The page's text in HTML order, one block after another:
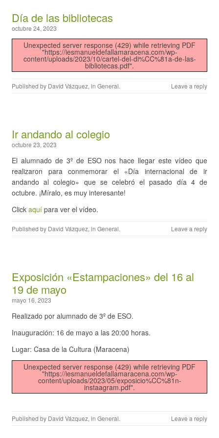
Día de las bibliotecas
octubre 24, 2023
Unexpected server response (429) while retrieving PDF
"https://iesmanueldefallamaracena.com/wp-
content/uploads/2023/10/cartel-del-di%CC%81a-de-las-
bibliotecas.pdf".
Published by David Vázquez, in General. Leave a reply
Ir andando al colegio
octubre 23, 2023
El alumnado de 3º de ESO nos hace llegar este vídeo que
realizaron para conmemorar el «Día internacional de ir
andando al colegio» que se celebró el pasado día 4 de
octubre. ¡Míralo, es muy interesante!
Click aquí para ver el vídeo.
Published by David Vázquez, in General. Leave a reply
Exposición «Estampaciones» del 16 al
19 de mayo
mayo 16, 2023
Realizado por alumnado de 3º de ESO.
Inauguración: 16 de mayo a las 20:00 horas.
Lugar: Casa de la Cultura (Maracena)
Unexpected server response (429) while retrieving PDF
"https://iesmanueldefallamaracena.com/wp-
content/uploads/2023/05/exposicio%CC%81n-
instaagram.pdf".
Published by David Vázquez, in General. Leave a reply